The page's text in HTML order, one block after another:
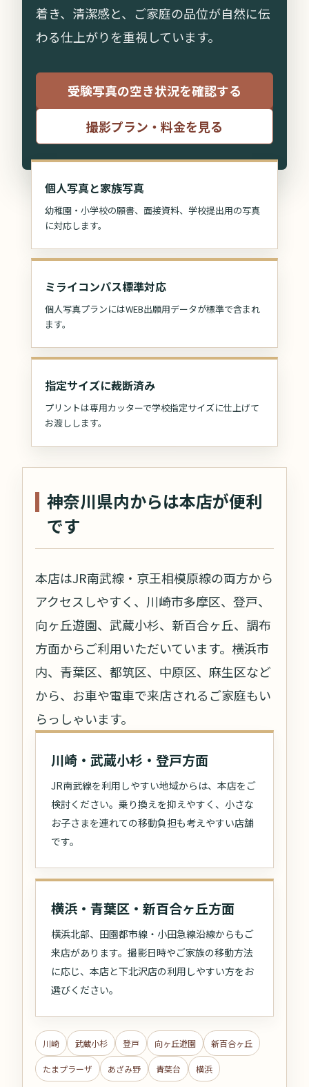
着き、清潔感と、ご家庭の品位が自然に伝
わる仕上がりを重視しています。
受験写真の空き状況を確認する
撮影プラン・料金を見る
個人写真と家族写真
幼稚園・小学校の願書、面接資料、学校提出用の写真
に対応します。
ミライコンパス標準対応
個人写真プランにはWEB出願用データが標準で含まれ
ます。
指定サイズに裁断済み
プリントは専用カッターで学校指定サイズに仕上げて
お渡しします。
神奈川県内からは本店が便利
です
本店はJR南武線・京王相模原線の両方から
アクセスしやすく、川崎市多摩区、登戸、
向ヶ丘遊園、武蔵小杉、新百合ヶ丘、調布
方面からご利用いただいています。横浜市
内、青葉区、都筑区、中原区、麻生区など
から、お車や電車で来店されるご家庭もい
らっしゃいます。
川崎・武蔵小杉・登戸方面
JR南武線を利用しやすい地域からは、本店をご
検討ください。乗り換えを抑えやすく、小さな
お子さまを連れての移動負担も考えやすい店舗
です。
横浜・青葉区・新百合ヶ丘方面
横浜北部、田園都市線・小田急線沿線からもご
来店があります。撮影日時やご家族の移動方法
に応じ、本店と下北沢店の利用しやすい方をお
選びください。
川崎 武蔵小杉 登戸 向ヶ丘遊園 新百合ヶ丘
たまプラーザ あざみ野 青葉台 横浜